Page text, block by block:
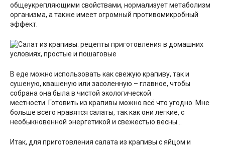
общеукрепляющими свойствами, нормализует метаболизм
организма, а также имеет огромный противомикробный
эффект.
В еде можно использовать как свежую крапиву, так и
сушеную, квашеную или засоленную – главное, чтобы
собрана она была в чистой экологической
местности. Готовить из крапивы можно всё что угодно. Мне
больше всего нравятся салаты, так как они легкие, с
необыкновенной энергетикой и свежестью весны…
Итак, для приготовления салата из крапивы с яйцом и